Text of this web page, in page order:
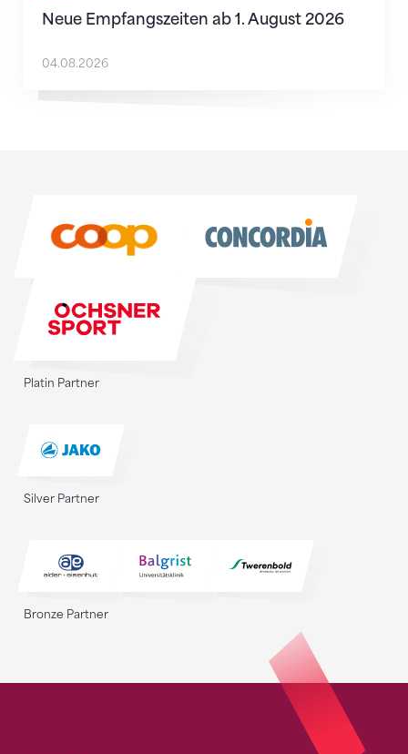
Neue Empfangszeiten ab 1. August 2026
04.08.2026
Platin Partner
Silver Partner
Bronze Partner